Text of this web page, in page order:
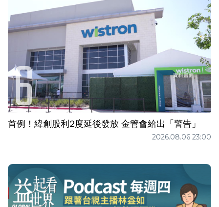
首例！緯創股利2度延後發放 金管會給出「警告」
2026.08.06 23:00